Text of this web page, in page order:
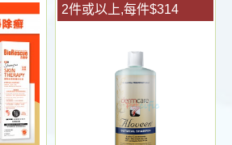
2件或以上,每件$314